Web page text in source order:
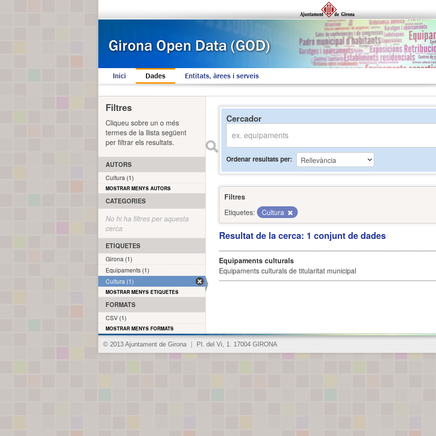
Inici Dades Entitats, àrees i serveis
Cercador
Ordenar resultats per
Filtres
Etiquetes:
Cultura
Resultat de la cerca: 1 conjunt de dades
Equipaments culturals
Equipaments culturals de titularitat municipal
Filtres
Cliqueu sobre un o més
termes de la llista següent
per filtrar els resultats.
AUTORS
Cultura (1)
MOSTRAR MENYS AUTORS
CATEGORIES
No hi ha filtres per aquesta
cerca
ETIQUETES
Girona (1)
Equipaments (1)
Cultura (1)
MOSTRAR MENYS ETIQUETES
FORMATS
CSV (1)
MOSTRAR MENYS FORMATS
© 2013 Ajuntament de Girona Pl. del Vi, 1. 17004 GIRONA